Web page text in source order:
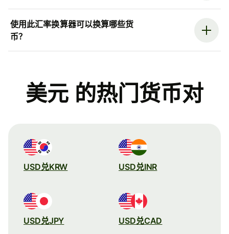
使用此汇率换算器可以换算哪些货
币？
美元 的热门货币对
USD兑KRW USD兑INR
USD兑JPY USD兑CAD